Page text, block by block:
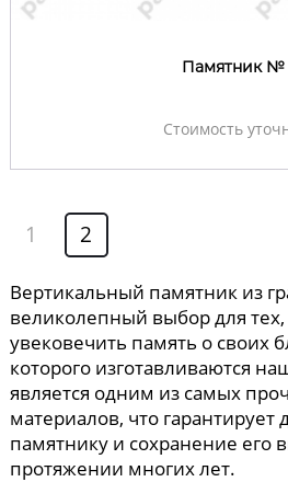
Памятник №
Стоимость
1 2
Вертикальный памятник из
великолепный выбор для тех,
увековечить память о своих
которого изготавливаются
является одним из самых
материалов, что гарантирует
памятнику и сохранение его
протяжении многих лет.